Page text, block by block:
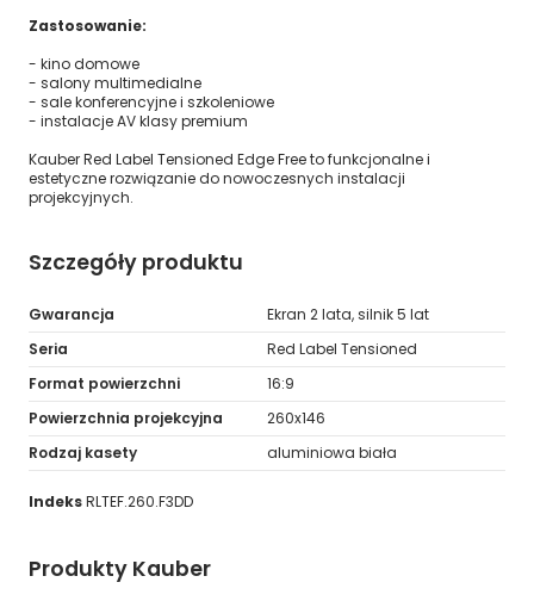
Zastosowanie:
- kino domowe
- salony multimedialne
- sale konferencyjne i szkoleniowe
- instalacje AV klasy premium
Kauber Red Label Tensioned Edge Free to funkcjonalne i
estetyczne rozwiązanie do nowoczesnych instalacji
projekcyjnych.
Szczegóły produktu
Gwarancja
Ekran 2 lata, silnik 5 lat
Seria
Red Label Tensioned
Format powierzchni
16:9
Powierzchnia projekcyjna
260x146
Rodzaj kasety
aluminiowa biała
IndeksRLTEF.260.F3DD
Produkty Kauber